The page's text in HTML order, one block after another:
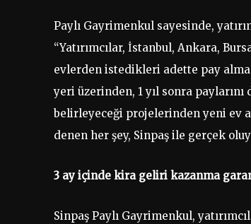
Paylı Gayrimenkul sayesinde,
“Yatırımcılar, İstanbul, Ankara,
evlerden istedikleri adette pay
yeri üzerinden, 1 yıl sonra
belirleyeceği projelerinden yeni ev
denen her şey, Sinpaş ile gerçek
3 ay içinde kira geliri kazanma
Sinpaş Paylı Gayrimenkul,